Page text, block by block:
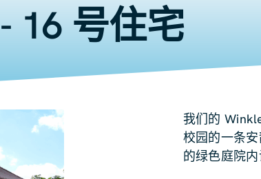
16 号住宅
我们的
校园的一条
的绿色庭院